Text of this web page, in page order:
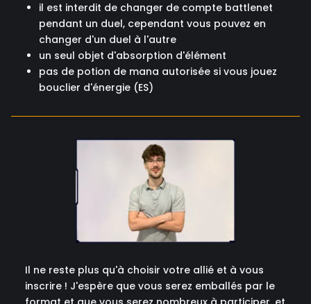
il est interdit de changer de compte battlenet
pendant un duel, cependant vous pouvez en
changer d'un duel à l'autre
un seul objet d'absorption d'élément
pas de potion de mana autorisée si vous jouez
bouclier d'énergie (ES)
Il ne reste plus qu'à choisir votre allié et à vous
inscrire ! J'espère que vous serez emballés par le